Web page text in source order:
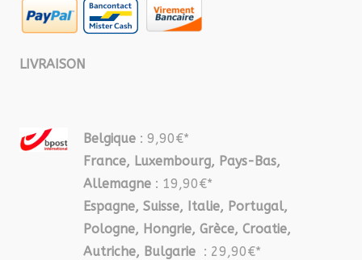
LIVRAISON
Belgique : 9,90€*
France, Luxembourg, Pays-Bas,
Allemagne : 19,90€*
Espagne, Suisse, Italie, Portugal,
Pologne, Hongrie, Grèce, Croatie,
Autriche, Bulgarie : 29,90€*